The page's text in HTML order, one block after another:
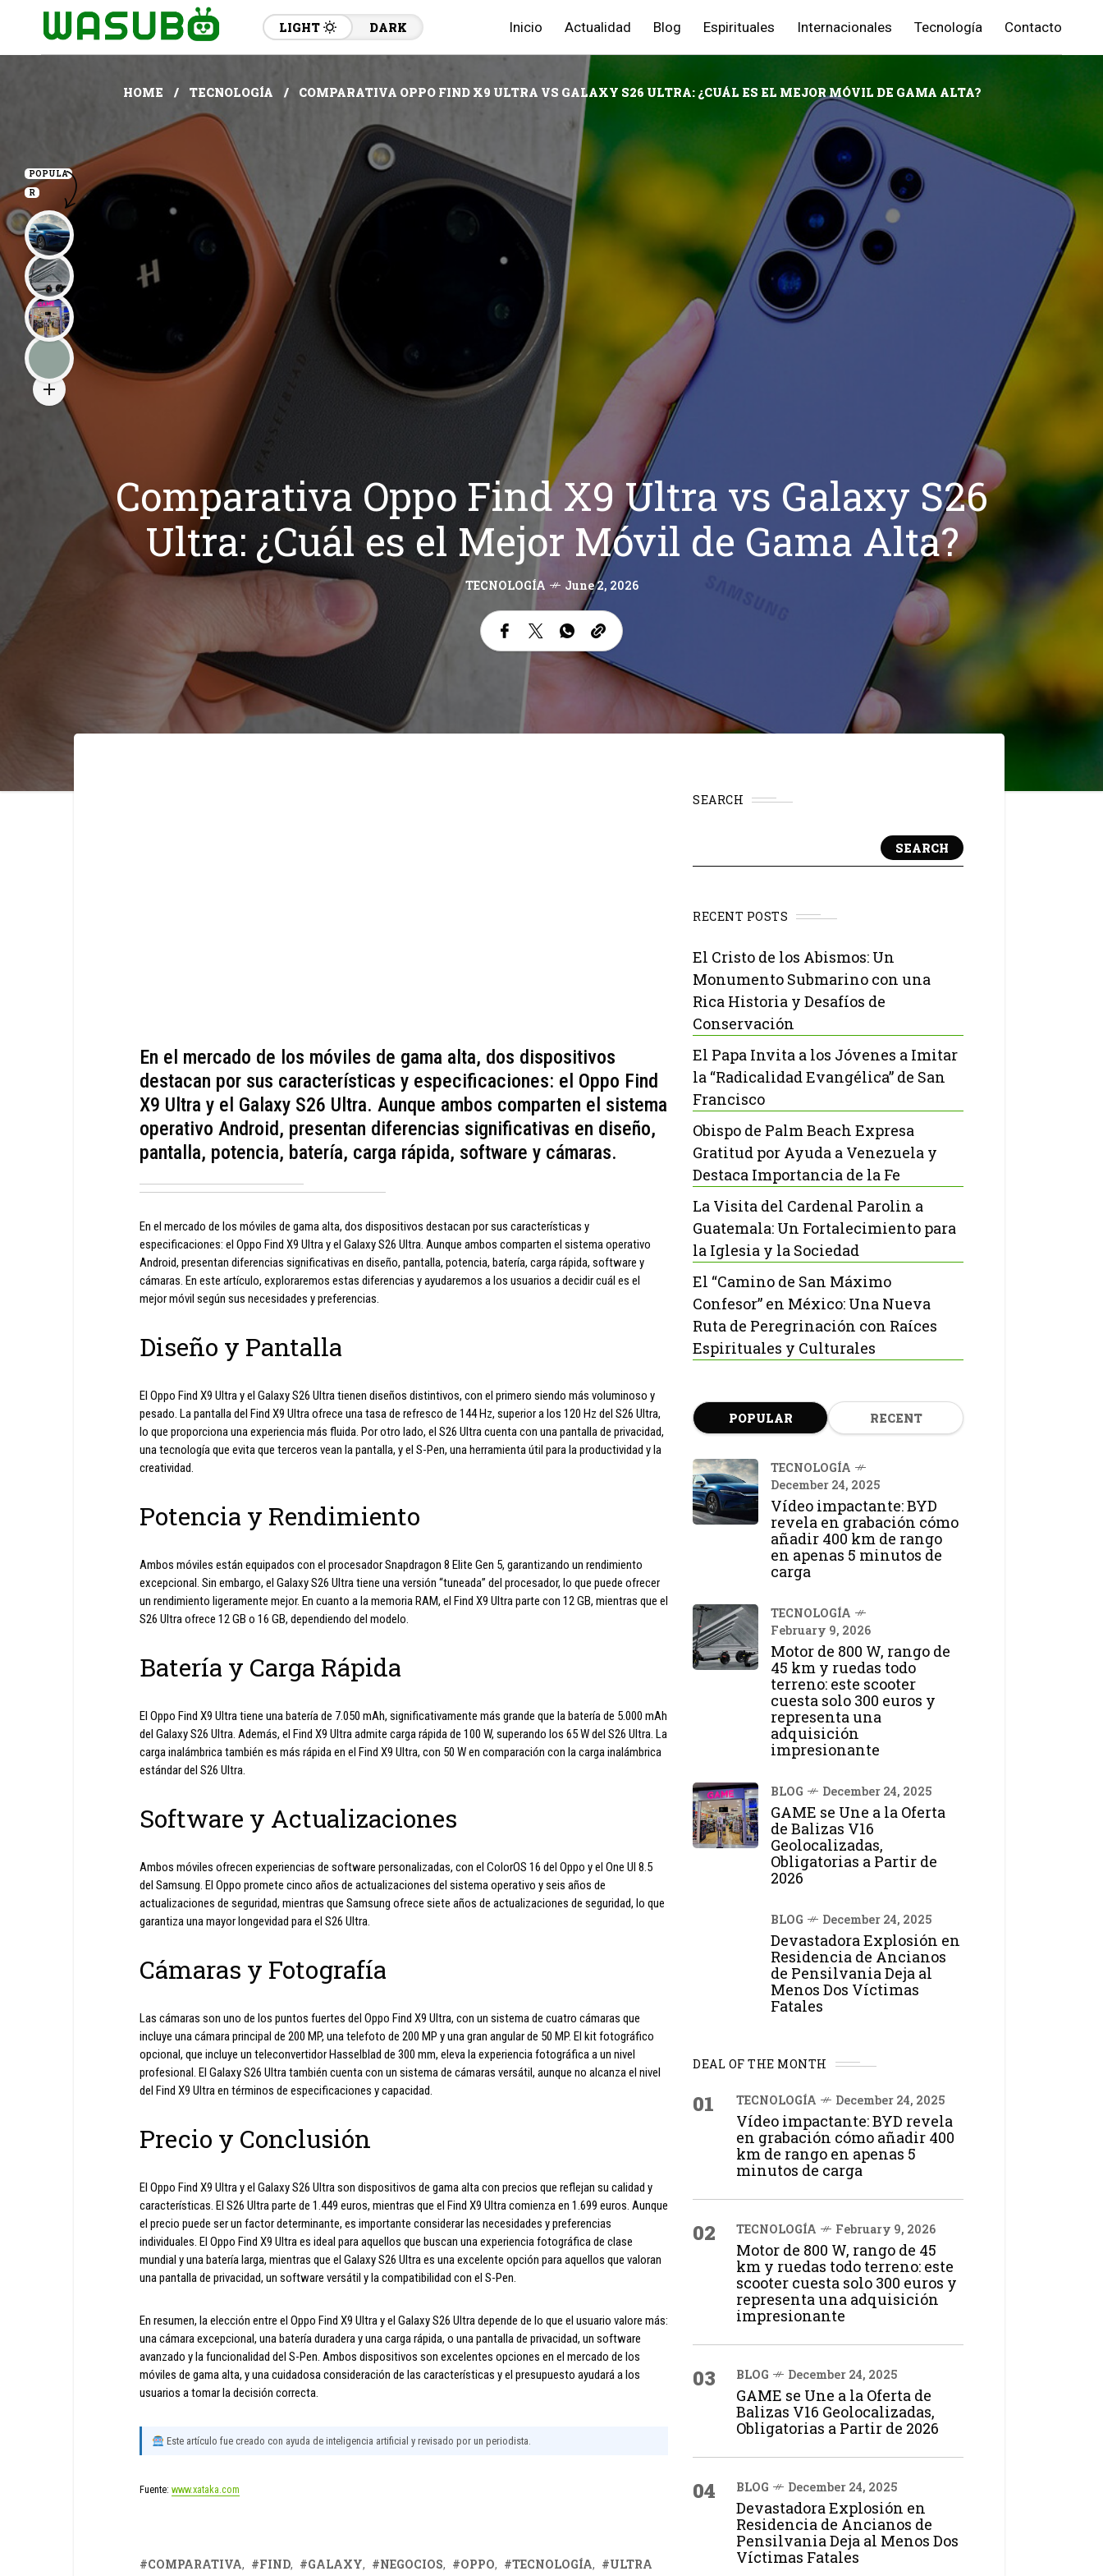
LIGHT DARK Inicio Actualidad Blog Espirituales Internacionales Tecnología Contacto
HOME TECNOLOGÍA COMPARATIVA OPPO FIND X9 ULTRA VS GALAXY S26 ULTRA: ¿CUÁL ES EL MEJOR MÓVIL DE GAMA ALTA?
Comparativa Oppo Find X9 Ultra vs Galaxy S26
Ultra: ¿Cuál es el Mejor Móvil de Gama Alta?
TECNOLOGÍA June 2, 2026
En el mercado de los móviles de gama alta, dos dispositivos
destacan por sus características y especificaciones: el Oppo Find
X9 Ultra y el Galaxy S26 Ultra. Aunque ambos comparten el sistema
operativo Android, presentan diferencias significativas en diseño,
pantalla, potencia, batería, carga rápida, software y cámaras.
En el mercado de los móviles de gama alta, dos dispositivos destacan por sus características y
especificaciones: el Oppo Find X9 Ultra y el Galaxy S26 Ultra. Aunque ambos comparten el sistema operativo
Android, presentan diferencias significativas en diseño, pantalla, potencia, batería, carga rápida, software y
cámaras. En este artículo, exploraremos estas diferencias y ayudaremos a los usuarios a decidir cuál es el
mejor móvil según sus necesidades y preferencias.
Diseño y Pantalla
El Oppo Find X9 Ultra y el Galaxy S26 Ultra tienen diseños distintivos, con el primero siendo más voluminoso y
pesado. La pantalla del Find X9 Ultra ofrece una tasa de refresco de 144 Hz, superior a los 120 Hz del S26 Ultra,
lo que proporciona una experiencia más fluida. Por otro lado, el S26 Ultra cuenta con una pantalla de privacidad,
una tecnología que evita que terceros vean la pantalla, y el S-Pen, una herramienta útil para la productividad y la
creatividad.
Potencia y Rendimiento
Ambos móviles están equipados con el procesador Snapdragon 8 Elite Gen 5, garantizando un rendimiento
excepcional. Sin embargo, el Galaxy S26 Ultra tiene una versión “tuneada” del procesador, lo que puede ofrecer
un rendimiento ligeramente mejor. En cuanto a la memoria RAM, el Find X9 Ultra parte con 12 GB, mientras que el
S26 Ultra ofrece 12 GB o 16 GB, dependiendo del modelo.
Batería y Carga Rápida
El Oppo Find X9 Ultra tiene una batería de 7.050 mAh, significativamente más grande que la batería de 5.000 mAh
del Galaxy S26 Ultra. Además, el Find X9 Ultra admite carga rápida de 100 W, superando los 65 W del S26 Ultra. La
carga inalámbrica también es más rápida en el Find X9 Ultra, con 50 W en comparación con la carga inalámbrica
estándar del S26 Ultra.
Software y Actualizaciones
Ambos móviles ofrecen experiencias de software personalizadas, con el ColorOS 16 del Oppo y el One UI 8.5
del Samsung. El Oppo promete cinco años de actualizaciones del sistema operativo y seis años de
actualizaciones de seguridad, mientras que Samsung ofrece siete años de actualizaciones de seguridad, lo que
garantiza una mayor longevidad para el S26 Ultra.
Cámaras y Fotografía
Las cámaras son uno de los puntos fuertes del Oppo Find X9 Ultra, con un sistema de cuatro cámaras que
incluye una cámara principal de 200 MP, una telefoto de 200 MP y una gran angular de 50 MP. El kit fotográfico
opcional, que incluye un teleconvertidor Hasselblad de 300 mm, eleva la experiencia fotográfica a un nivel
profesional. El Galaxy S26 Ultra también cuenta con un sistema de cámaras versátil, aunque no alcanza el nivel
del Find X9 Ultra en términos de especificaciones y capacidad.
Precio y Conclusión
El Oppo Find X9 Ultra y el Galaxy S26 Ultra son dispositivos de gama alta con precios que reflejan su calidad y
características. El S26 Ultra parte de 1.449 euros, mientras que el Find X9 Ultra comienza en 1.699 euros. Aunque
el precio puede ser un factor determinante, es importante considerar las necesidades y preferencias
individuales. El Oppo Find X9 Ultra es ideal para aquellos que buscan una experiencia fotográfica de clase
mundial y una batería larga, mientras que el Galaxy S26 Ultra es una excelente opción para aquellos que valoran
una pantalla de privacidad, un software versátil y la compatibilidad con el S-Pen.
En resumen, la elección entre el Oppo Find X9 Ultra y el Galaxy S26 Ultra depende de lo que el usuario valore más:
una cámara excepcional, una batería duradera y una carga rápida, o una pantalla de privacidad, un software
avanzado y la funcionalidad del S-Pen. Ambos dispositivos son excelentes opciones en el mercado de los
móviles de gama alta, y una cuidadosa consideración de las características y el presupuesto ayudará a los
usuarios a tomar la decisión correcta.
Este artículo fue creado con ayuda de inteligencia artificial y revisado por un periodista.
Fuente: www.xataka.com
COMPARATIVA FIND GALAXY NEGOCIOS OPPO TECNOLOGÍA ULTRA
SEARCH
SEARCH
RECENT POSTS
El Cristo de los Abismos: Un
Monumento Submarino con una
Rica Historia y Desafíos de
Conservación
El Papa Invita a los Jóvenes a Imitar
la “Radicalidad Evangélica” de San
Francisco
Obispo de Palm Beach Expresa
Gratitud por Ayuda a Venezuela y
Destaca Importancia de la Fe
La Visita del Cardenal Parolin a
Guatemala: Un Fortalecimiento para
la Iglesia y la Sociedad
El “Camino de San Máximo
Confesor” en México: Una Nueva
Ruta de Peregrinación con Raíces
Espirituales y Culturales
POPULAR RECENT
TECNOLOGÍA
December 24, 2025
Vídeo impactante: BYD
revela en grabación cómo
añadir 400 km de rango
en apenas 5 minutos de
carga
TECNOLOGÍA
February 9, 2026
Motor de 800 W, rango de
45 km y ruedas todo
terreno: este scooter
cuesta solo 300 euros y
representa una
adquisición
impresionante
BLOG December 24, 2025
GAME se Une a la Oferta
de Balizas V16
Geolocalizadas,
Obligatorias a Partir de
2026
BLOG December 24, 2025
Devastadora Explosión en
Residencia de Ancianos
de Pensilvania Deja al
Menos Dos Víctimas
Fatales
DEAL OF THE MONTH
01 TECNOLOGÍA December 24, 2025
Vídeo impactante: BYD revela
en grabación cómo añadir 400
km de rango en apenas 5
minutos de carga
02 TECNOLOGÍA February 9, 2026
Motor de 800 W, rango de 45
km y ruedas todo terreno: este
scooter cuesta solo 300 euros y
representa una adquisición
impresionante
03 BLOG December 24, 2025
GAME se Une a la Oferta de
Balizas V16 Geolocalizadas,
Obligatorias a Partir de 2026
04 BLOG December 24, 2025
Devastadora Explosión en
Residencia de Ancianos de
Pensilvania Deja al Menos Dos
Víctimas Fatales
POPULA
R